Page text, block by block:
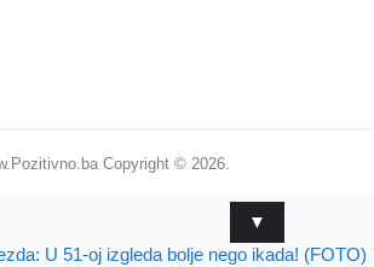
Copyright © 2026.
▼
U 51-oj izgleda bolje nego ikada! (FOTO)